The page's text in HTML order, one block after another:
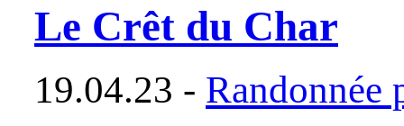
Le Crêt du Char
19.04.23 - Randonnée